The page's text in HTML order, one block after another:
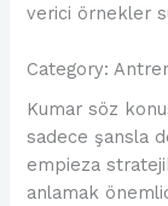
verici örnekler
Category:
Kumar söz
sadece şansla
empieza
anlamak